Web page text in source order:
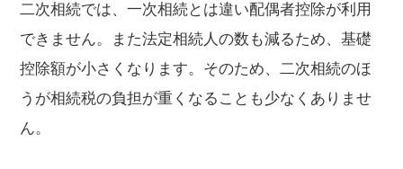
二次相続では、一次相続とは違い配偶者控除が利用
できません。また法定相続人の数も減るため、基礎
控除額が小さくなります。そのため、二次相続のほ
うが相続税の負担が重くなることも少なくありませ
ん。